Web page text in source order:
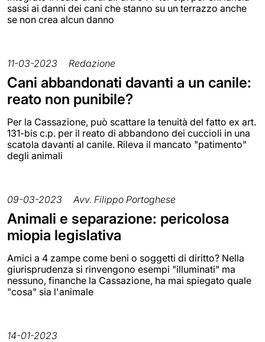
sassi ai danni dei cani che stanno su un terrazzo anche
se non crea alcun danno
11-03-2023 Redazione
Cani abbandonati davanti a un canile:
reato non punibile?
Per la Cassazione, può scattare la tenuità del fatto ex art.
131-bis c.p. per il reato di abbandono dei cuccioli in una
scatola davanti al canile. Rileva il mancato "patimento"
degli animali
09-03-2023 Avv. Filippo Portoghese
Animali e separazione: pericolosa
miopia legislativa
Amici a 4 zampe come beni o soggetti di diritto? Nella
giurisprudenza si rinvengono esempi "illuminati" ma
nessuno, finanche la Cassazione, ha mai spiegato quale
"cosa" sia l'animale
14-01-2023